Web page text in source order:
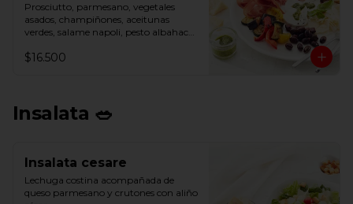
Prosciutto, parmesano, vegetales
asados, champiñones, aceitunas
verdes, salame napoli, pesto albahaca
$16.500
Insalata 🥗
Insalata cesare
Lechuga costina acompañada de
queso parmesano y crutones con aliño